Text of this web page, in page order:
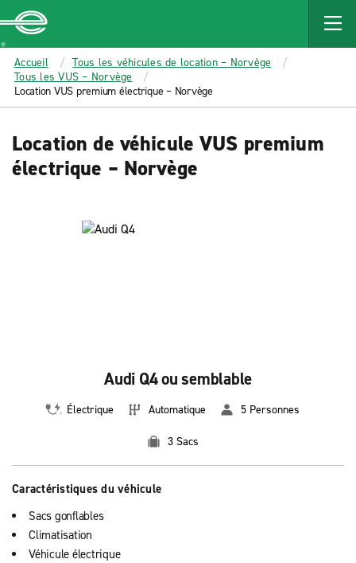
MAIN
CONTENT
Enterprise
Accueil
Tous les véhicules de location – Norvège
Tous les VUS – Norvège
Location VUS premium électrique – Norvège
Location de véhicule VUS premium
électrique – Norvège
Audi Q4 ou semblable
Électrique Automatique 5 Personnes
3 Sacs
Caractéristiques du véhicule
Sacs gonflables
Climatisation
Véhicule électrique